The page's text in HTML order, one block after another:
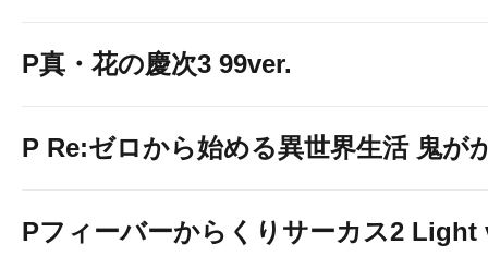
P真・花の慶次3 99ver.
P Re:ゼロから始める異世界生活 鬼が
Pフィーバーからくりサーカス2 Light